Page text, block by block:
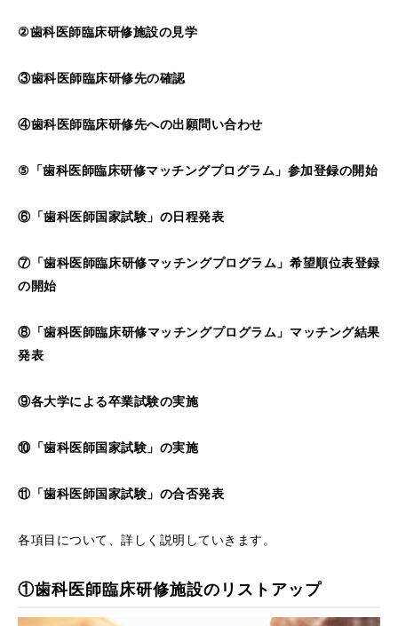
②歯科医師臨床研修施設の見学
③歯科医師臨床研修先の確認
④歯科医師臨床研修先への出願問い合わせ
⑤「歯科医師臨床研修マッチングプログラム」参加登録の開始
⑥「歯科医師国家試験」の日程発表
⑦「歯科医師臨床研修マッチングプログラム」希望順位表登録
の開始
⑧「歯科医師臨床研修マッチングプログラム」マッチング結果
発表
⑨各大学による卒業試験の実施
⑩「歯科医師国家試験」の実施
⑪「歯科医師国家試験」の合否発表
各項目について、詳しく説明していきます。
①歯科医師臨床研修施設のリストアップ